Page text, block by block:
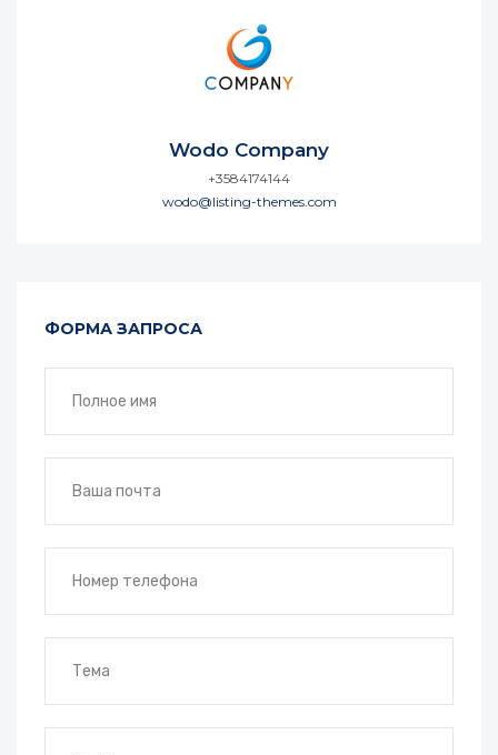
Wodo Company
+3584174144
wodo@listing-themes.com
ФОРМА ЗАПРОСА